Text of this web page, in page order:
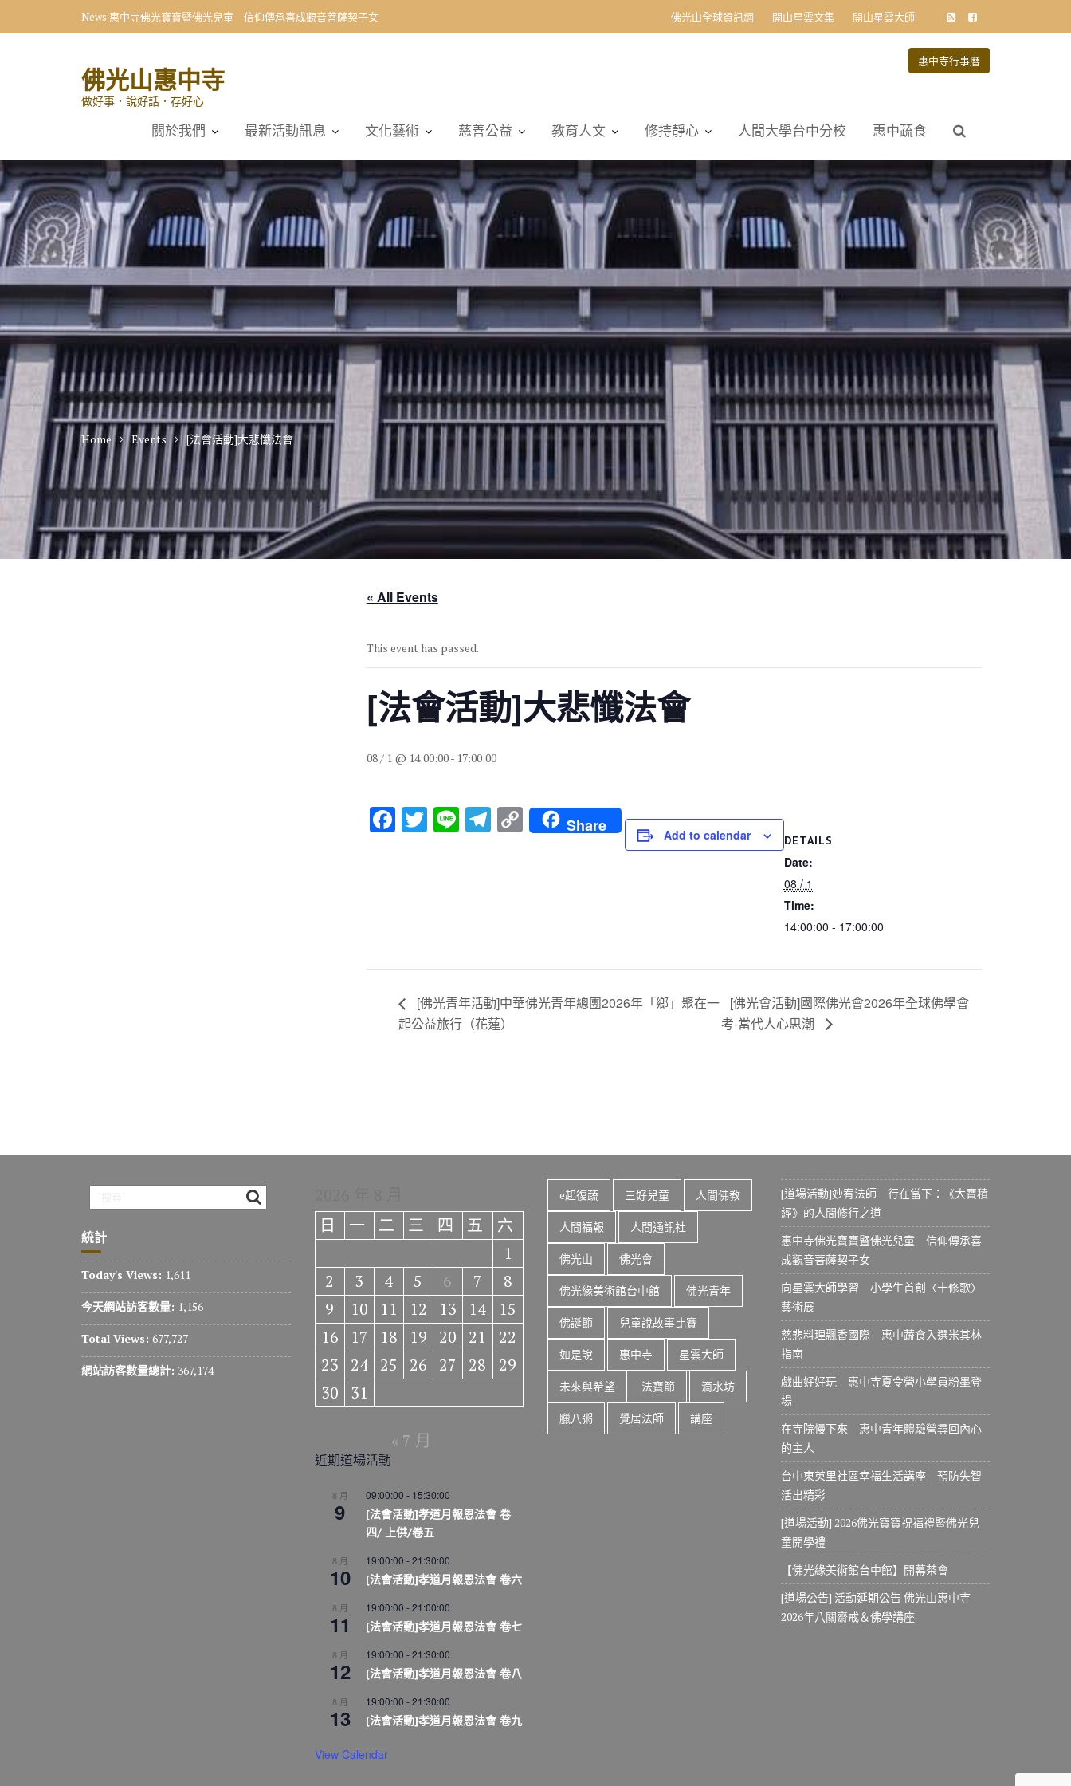
News 惠中寺佛光寶寶暨佛光兒童 信仰傳承喜成觀音菩薩契子女 佛光山全球資訊網 開山星雲文集 開山星雲大師
佛光山惠中寺
做好事．說好話．存好心
惠中寺行事曆
關於我們 最新活動訊息 文化藝術 慈善公益 教育人文 修持靜心 人間大學台中分校 惠中蔬食
Home Events [法會活動]大悲懺法會
« All Events
This event has passed.
[法會活動]大悲懺法會
08 / 1 @ 14:00:00- 17:00:00
F
o
k
T Li T C
o
k
Share Add to calendar DETAILS
Date:
08 / 1
Time:
14:00:00 - 17:00:00
[佛光青年活動]中華佛光青年總團2026年「鄉」聚在一
起公益旅行（花蓮）
[佛光會活動]國際佛光會2026年全球佛學會
考-當代人心思潮
統計
Today's Views: 1,611
今天網站訪客數量: 1,156
Total Views: 677,727
網站訪客數量總計: 367,174
日
一 二 三 四 五
六
1
2
3 4 5 6 7
8
9
10 11 12 13 14
15
16
17 18 19 20 21
22
23
24 25 26 27 28
29
30
31
« 7 月
近期道場活動
8 月
9
09:00:00 - 15:30:00
[法會活動]孝道月報恩法會 卷
四/ 上供/卷五
8 月
10
19:00:00 -21:30:00
[法會活動]孝道月報恩法會 卷六
8 月
11
19:00:00 -21:00:00
[法會活動]孝道月報恩法會 卷七
8 月
12
19:00:00 -21:30:00
[法會活動]孝道月報恩法會 卷八
8 月
13
19:00:00 -21:30:00
[法會活動]孝道月報恩法會 卷九
View Calendar
e起復蔬 三好兒童 人間佛教
人間福報 人間通訊社
佛光山 佛光會
佛光緣美術館台中館 佛光青年
佛誕節 兒童說故事比賽
如是說 惠中寺 星雲大師
未來與希望 法寶節 滴水坊
臘八粥 覺居法師 講座
[道場活動]妙宥法師－行在當下：《大寶積
經》的人間修行之道
惠中寺佛光寶寶暨佛光兒童 信仰傳承喜
成觀音菩薩契子女
向星雲大師學習 小學生首創〈十修歌〉
藝術展
慈悲料理飄香國際 惠中蔬食入選米其林
指南
戲曲好好玩 惠中寺夏令營小學員粉墨登
場
在寺院慢下來 惠中青年體驗營尋回內心
的主人
台中東英里社區幸福生活講座 預防失智
活出精彩
[道場活動] 2026佛光寶寶祝福禮暨佛光兒
童開學禮
【佛光緣美術館台中館】開幕茶會
[道場公告] 活動延期公告 佛光山惠中寺
2026年八關齋戒＆佛學講座